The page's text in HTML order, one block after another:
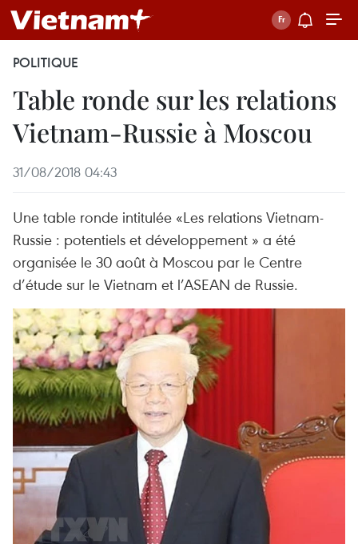
POLITIQUE
Table ronde sur les relations
Vietnam-Russie à Moscou
31/08/2018 04:43
Une table ronde intitulée «Les relations Vietnam-
Russie : potentiels et développement » a été
organisée le 30 août à Moscou par le Centre
d’étude sur le Vietnam et l’ASEAN de Russie.